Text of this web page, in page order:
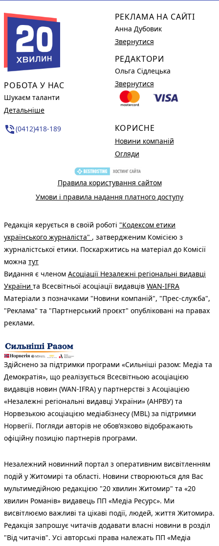
РОБОТА У НАС
Шукаєм таланти
Детальніше
phone_in_talk(0412)418-189
РЕКЛАМА НА САЙТІ
Анна Дубовик
Звернутися
РЕДАКТОРИ
Ольга Сідлецька
Звернутися
КОРИСНЕ
Новини компаній
Огляди
Правила користування сайтом
Умови і правила надання платного доступу
Редакція керується в своїй роботі "Кодексом етики
українського журналіста" , затвердженим Комісією з
журналістської етики. Поскаржитись на матеріал до Комісії
можна тут
Видання є членом Асоціації Незалежні регіональні видавці
України та Всесвітньої асоціації видавців WAN-IFRA
Матеріали з позначками "Новини компаній", "Прес-служба",
"Реклама" та "Партнерський проєкт" опубліковані на правах
реклами.
Здійснено за підтримки програми «Сильніші разом: Медіа та
Демократія», що реалізується Всесвітньою асоціацією
видавців новин (WAN-IFRA) у партнерстві з Асоціацією
«Незалежні регіональні видавці України» (АНРВУ) та
Норвезькою асоціацією медіабізнесу (MBL) за підтримки
Норвегії. Погляди авторів не обов’язково відображають
офіційну позицію партнерів програми.
Незалежний новинний портал з оперативним висвітленням
подій у Житомирі та області. Новини створюються для Вас
мультимедійною редакцією "20 хвилин Житомир" та «20
хвилин Романів» видавець ПП «Медіа Ресурс». Ми
висвітлюємо важливі та цікаві події, людей, життя Житомира.
Редакція запрошує читачів додавати власні новини в розділ
"Від читачів". Усі авторські права належать ПП «Медіа